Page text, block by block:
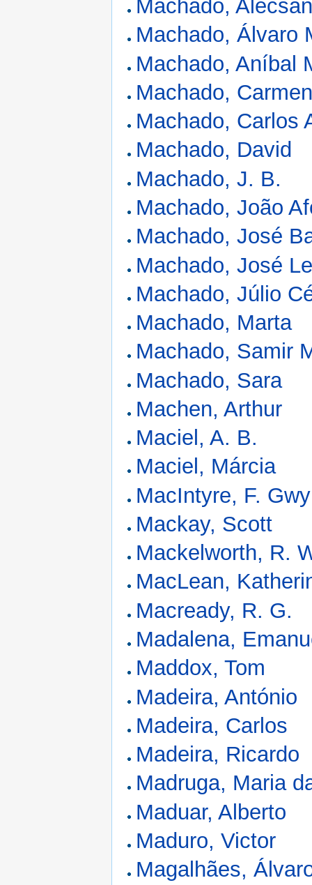
Machado,
Machado, Álvaro
Machado, Aníbal
Machado,
Machado, Carlos
Machado, David
Machado, J. B.
Machado, João
Machado, José
Machado, José
Machado, Júlio
Machado, Marta
Machado, Samir
Machado, Sara
Machen, Arthur
Maciel, A. B.
Maciel, Márcia
MacIntyre, F.
Mackay, Scott
Mackelworth, R.
MacLean,
Macready, R. G.
Madalena,
Maddox, Tom
Madeira, António
Madeira, Carlos
Madeira, Ricardo
Madruga, Maria
Maduar, Alberto
Maduro, Victor
Magalhães,